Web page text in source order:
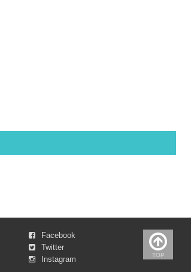
TOP
Facebook
Twitter
Instagram